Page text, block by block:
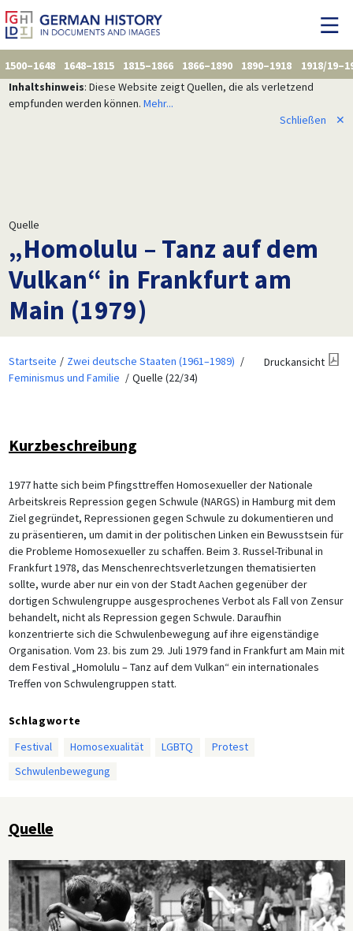
1500–1648 1648–1815 1815–1866 1866–1890 1890–1918
1918/
Inhaltshinweis: Diese Website zeigt Quellen, die als verletzend
empfunden werden können. Mehr...
Schließen
✕
Quelle
„Homolulu – Tanz auf dem
Vulkan“ in Frankfurt am
Main (1979)
Startseite
Zwei deutsche Staaten (1961–1989)
Feminismus und Familie
Quelle (22/34)
Druckansicht
Kurzbeschreibung
1977 hatte sich beim Pfingsttreffen Homosexueller der Nationale
Arbeitskreis Repression gegen Schwule (NARGS) in Hamburg mit dem
Ziel gegründet, Repressionen gegen Schwule zu dokumentieren und
zu präsentieren, um damit in der politischen Linken ein Bewusstsein für
die Probleme Homosexueller zu schaffen. Beim 3. Russel-Tribunal in
Frankfurt 1978, das Menschenrechtsverletzungen thematisierten
sollte, wurde aber nur ein von der Stadt Aachen gegenüber der
dortigen Schwulengruppe ausgesprochenes Verbot als Fall von Zensur
behandelt, nicht als Repression gegen Schwule. Daraufhin
konzentrierte sich die Schwulenbewegung auf ihre eigenständige
Organisation. Vom 23. bis zum 29. Juli 1979 fand in Frankfurt am Main mit
dem Festival „Homolulu – Tanz auf dem Vulkan“ ein internationales
Treffen von Schwulengruppen statt.
Schlagworte
Festival
Homosexualität LGBTQ
Protest
Schwulenbewegung
Quelle